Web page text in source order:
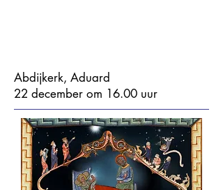
Abdijkerk, Aduard
22 december om 16.00 uur